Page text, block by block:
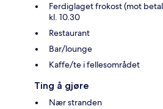
Ferdiglaget frokost (mot
kl. 10.30
Restaurant
Bar/lounge
Kaffe/te i fellesområdet
Ting å gjøre
Nær stranden